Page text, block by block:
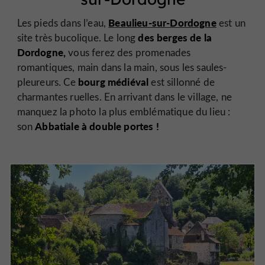
Les pieds dans l’eau, Beaulieu-sur-Dordogneest un
site très bucolique. Le longdes berges de la
Dordogne,vous ferez des promenades
romantiques, main dans la main, sous les saules-
pleureurs. Ce bourg médiévalest sillonné de
charmantes ruelles. En arrivant dans le village, ne
manquez la photo la plus emblématique du lieu :
sonAbbatiale à double portes !